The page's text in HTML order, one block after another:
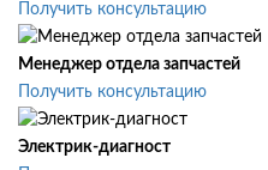
Получить консультацию
Менеджер отдела запчастей
Получить консультацию
Электрик-диагност